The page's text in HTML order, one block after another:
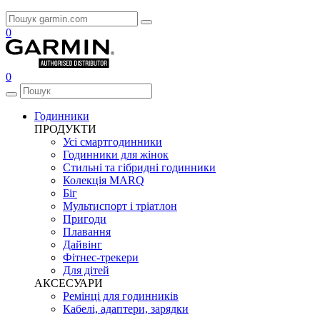
0
0
Годинники
ПРОДУКТИ
Усі смартгодинники
Годинники для жінок
Стильні та гібридні годинники
Колекція MARQ
Біг
Мультиспорт і тріатлон
Пригоди
Плавання
Дайвінг
Фітнес-трекери
Для дітей
АКСЕСУАРИ
Ремінці для годинників
Кабелі, адаптери, зарядки